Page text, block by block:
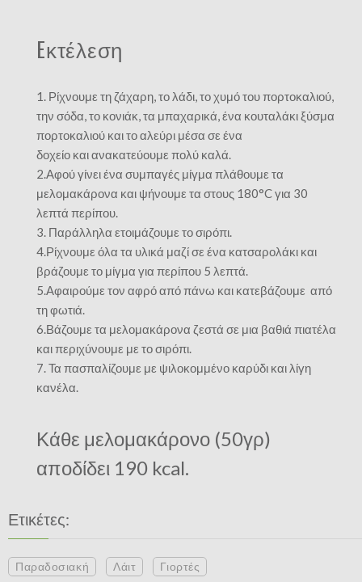
Eκτέλεση
1. Ρίχνουμε τη ζάχαρη, το λάδι, το χυμό του πορτοκαλιού,
την σόδα, το κονιάκ, τα μπαχαρικά, ένα κουταλάκι ξύσμα
πορτοκαλιού και το αλεύρι μέσα σε ένα
δοχείο και ανακατεύουμε πολύ καλά.
2.Αφού γίνει ένα συμπαγές μίγμα πλάθουμε τα
μελομακάρονα και ψήνουμε τα στους 180°C για 30
λεπτά περίπου.
3. Παράλληλα ετοιμάζουμε το σιρόπι.
4.Ρίχνουμε όλα τα υλικά μαζί σε ένα κατσαρολάκι και
βράζουμε το μίγμα για περίπου 5 λεπτά.
5.Αφαιρούμε τον αφρό από πάνω και κατεβάζουμε από
τη φωτιά.
6.Βάζουμε τα μελομακάρονα ζεστά σε μια βαθιά πιατέλα
και περιχύνουμε με το σιρόπι.
7. Τα πασπαλίζουμε με ψιλοκομμένο καρύδι και λίγη
κανέλα.
Κάθε μελομακάρονο (50γρ)
αποδίδει 190 kcal.
Ετικέτες:
Παραδοσιακή Λάιτ Γιορτές